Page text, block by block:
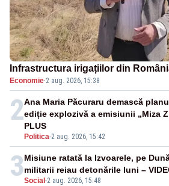
Infrastructura irigațiilor din
Economie·2 aug. 2026, 15:38
2
Politica-2 aug. 2026, 15:42
Ana Maria Păcuraru demască
ediție explozivă a emisiunii „Miza
PLUS
3Social -2 aug. 2026, 15:48
Misiune ratată la Izvoarele, pe
militarii reiau detonările luni –